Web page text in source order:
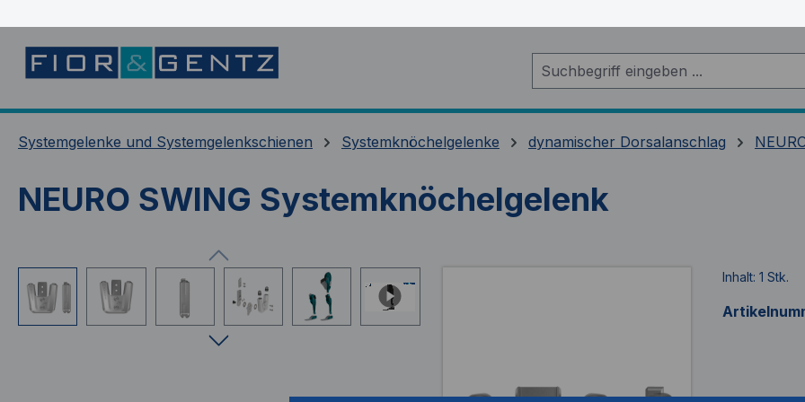
Systemgelenke und Systemgelenkschienen Systemknöchelgelenke dynamischer Dorsalanschlag
NEURO SWING Systemknöchelgelenk
Bildergalerie überspringen Inhalt: 1 Stk.